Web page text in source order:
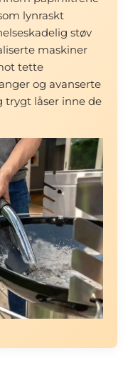
lynraskt
støv
maskiner
tette
og avanserte
trygt låser inne de